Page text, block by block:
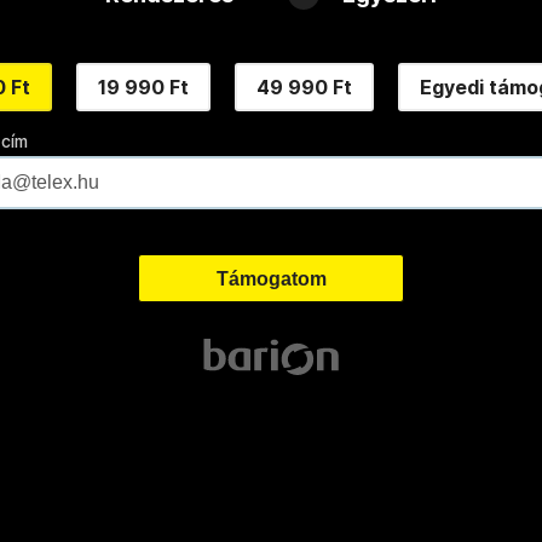
Ft 19 990 Ft 49 990 Ft Egyedi